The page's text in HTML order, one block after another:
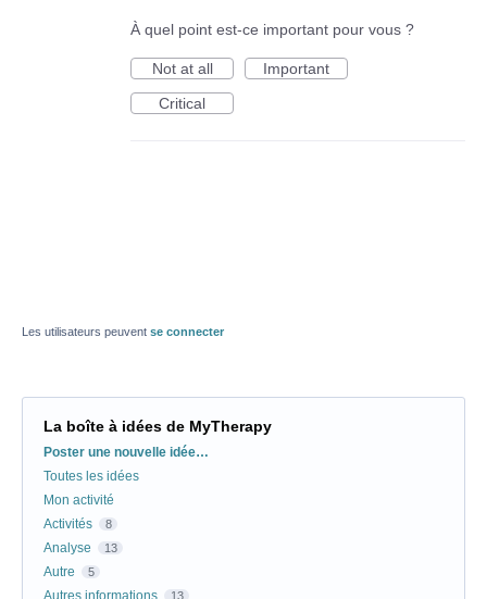
À quel point est-ce important pour vous ?
Not at all
Important
Critical
Les utilisateurs peuvent se connecter
La boîte à idées de MyTherapy
Catégories
Poster une nouvelle idée…
Toutes les idées
Mon activité
Activités
8
Analyse 13
Autre 5
Autres informations 13